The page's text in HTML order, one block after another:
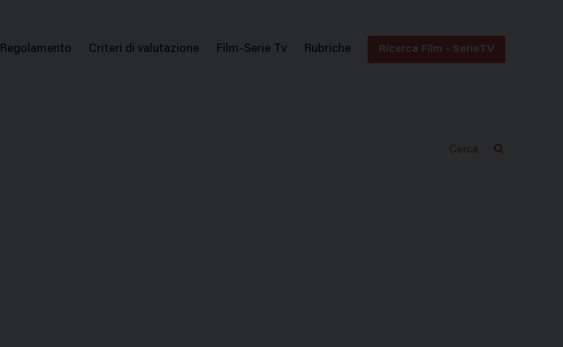
Regolamento Criteri di valutazione Film-Serie Tv Rubriche Ricerca Film - SerieTV